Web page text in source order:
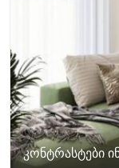
კონტრასტები